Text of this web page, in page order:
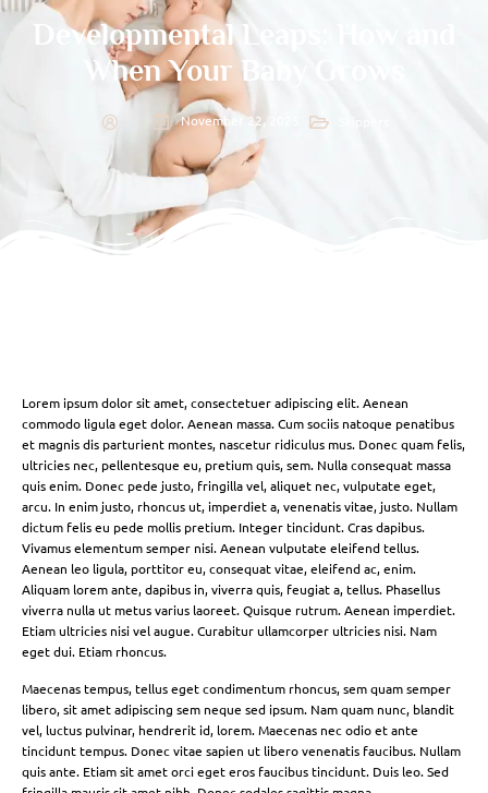
Developmental Leaps: How and
When Your Baby Grows
November 22, 2025
Lorem ipsum dolor sit amet, consectetuer adipiscing elit. Aenean
commodo ligula eget dolor. Aenean massa. Cum sociis natoque penatibus
et magnis dis parturient montes, nascetur ridiculus mus. Donec quam felis,
ultricies nec, pellentesque eu, pretium quis, sem. Nulla consequat massa
quis enim. Donec pede justo, fringilla vel, aliquet nec, vulputate eget,
arcu. In enim justo, rhoncus ut, imperdiet a, venenatis vitae, justo. Nullam
dictum felis eu pede mollis pretium. Integer tincidunt. Cras dapibus.
Vivamus elementum semper nisi. Aenean vulputate eleifend tellus.
Aenean leo ligula, porttitor eu, consequat vitae, eleifend ac, enim.
Aliquam lorem ante, dapibus in, viverra quis, feugiat a, tellus. Phasellus
viverra nulla ut metus varius laoreet. Quisque rutrum. Aenean imperdiet.
Etiam ultricies nisi vel augue. Curabitur ullamcorper ultricies nisi. Nam
eget dui. Etiam rhoncus.
Maecenas tempus, tellus eget condimentum rhoncus, sem quam semper
libero, sit amet adipiscing sem neque sed ipsum. Nam quam nunc, blandit
vel, luctus pulvinar, hendrerit id, lorem. Maecenas nec odio et ante
tincidunt tempus. Donec vitae sapien ut libero venenatis faucibus. Nullam
quis ante. Etiam sit amet orci eget eros faucibus tincidunt. Duis leo. Sed